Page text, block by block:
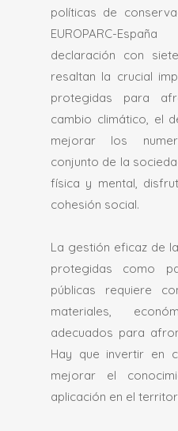
políticas de
EUROPARC-
declaración con
resaltan la crucial
protegidas para
cambio climático, el
mejorar los
conjunto de la
física y mental,
cohesión social.
La gestión eficaz de
protegidas como
públicas requiere
materiales,
adecuados para
Hay que invertir en
mejorar el
aplicación en el